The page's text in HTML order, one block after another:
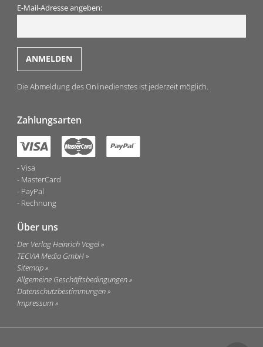
E-Mail-Adresse angeben:
Die Abmeldung des Onlinedienstes ist jederzeit möglich.
Zahlungsarten
Visa
MasterCard
PayPal
Rechnung
Über uns
Der Verlag Heinrich Vogel
TECVIA Media GmbH
Sitemap
Allgemeine Geschäftsbedingungen
Datenschutzbestimmungen
Impressum